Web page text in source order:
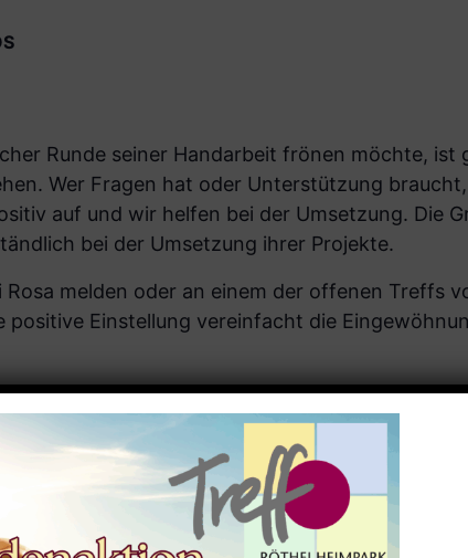
Runde seiner Handarbeit frönen möchte, ist
Wer Fragen hat oder Unterstützung
auf und wir helfen bei der Umsetzung. Die
bei der Umsetzung ihrer Projekte.
melden oder an einem der offenen Treffs
positive Ein­stellung vereinfacht die